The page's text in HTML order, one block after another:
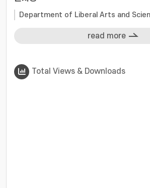
Department of Liberal Arts and
read more
Total Views & Downloads